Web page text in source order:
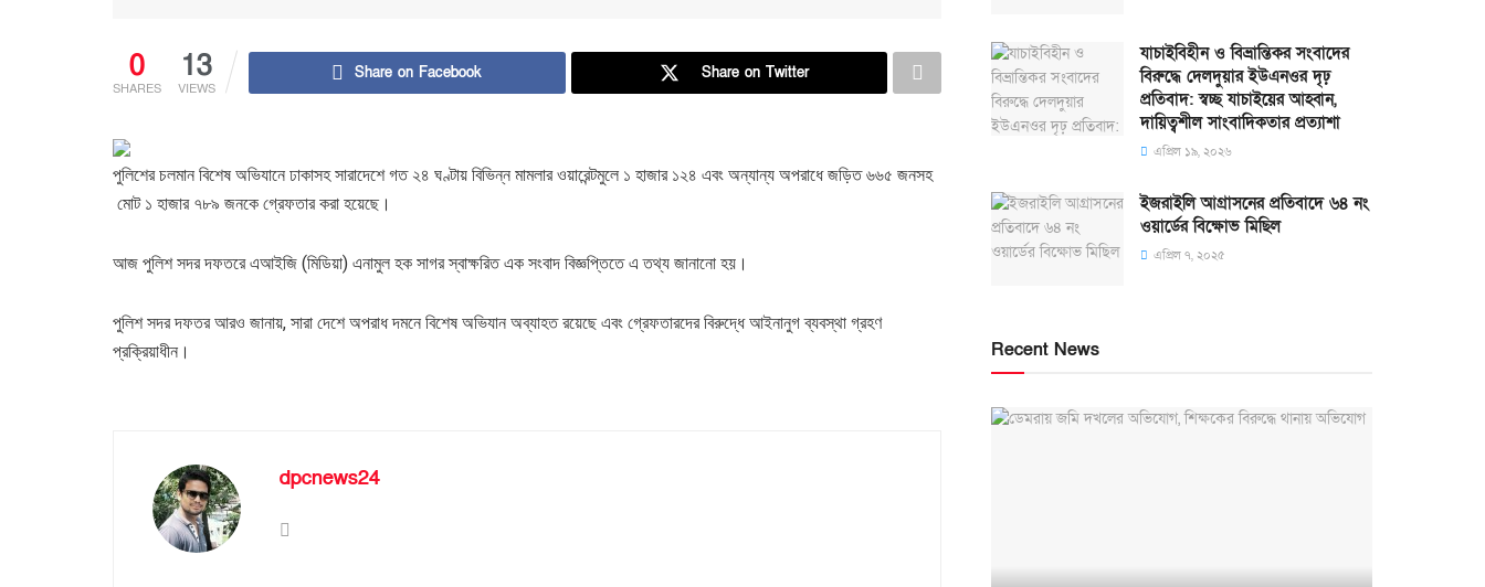
0
SHARES
13
VIEWS
Share on Facebook Share on Twitter
পুলিশের চলমান বিশেষ অভিযানে ঢাকাসহ সারাদেশে গত ২৪ ঘণ্টায় বিভিন্ন মামলার ওয়ারেন্টমুলে ১ হাজার ১২৪ এবং অন্যান্য অপরাধে জড়িত ৬৬৫ জনসহ
মোট ১ হাজার ৭৮৯ জনকে গ্রেফতার করা হয়েছে।
আজ পুলিশ সদর দফতরে এআইজি (মিডিয়া) এনামুল হক সাগর স্বাক্ষরিত এক সংবাদ বিজ্ঞপ্তিতে এ তথ্য জানানো হয়।
পুলিশ সদর দফতর আরও জানায়, সারা দেশে অপরাধ দমনে বিশেষ অভিযান অব্যাহত রয়েছে এবং গ্রেফতারদের বিরুদ্ধে আইনানুগ ব্যবস্থা গ্রহণ
প্রক্রিয়াধীন।
dpcnews24
যাচাইবিহীন ও বিভ্রান্তিকর সংবাদের
বিরুদ্ধে দেলদুয়ার ইউএনওর দৃঢ়
প্রতিবাদ: স্বচ্ছ যাচাইয়ের আহ্বান,
দায়িত্বশীল সাংবাদিকতার প্রত্যাশা
এপ্রিল ১৯, ২০২৬
ইজরাইলি আগ্রাসনের প্রতিবাদে ৬৪ নং
ওয়ার্ডের বিক্ষোভ মিছিল
এপ্রিল ৭, ২০২৫
Recent News